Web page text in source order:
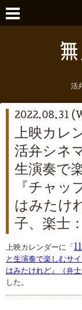
活
2022.08.31
上映カレ
活弁シネ
生演奏で
『チャッ
はみたけ
子、楽士
上映カレンダーに「
と生演奏で楽しむサ
はみたけれど』（弁
した。